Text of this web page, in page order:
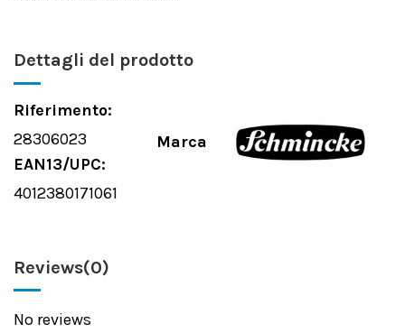
Dettagli del prodotto
Marca
Riferimento:
28306023
EAN13/UPC:
4012380171061
Reviews(0)
No reviews